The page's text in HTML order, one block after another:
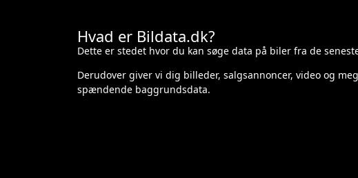
Hvad er Bildata.dk?
Dette er stedet hvor du kan søge data på biler fra de
Derudover giver vi dig billeder, salgsannoncer, video og
spændende baggrundsdata.